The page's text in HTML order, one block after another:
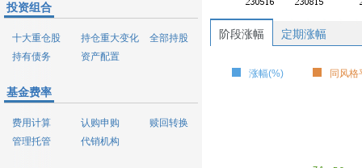
投资组合
十大重仓股 持仓重大变化
全部持股
持有债务
资产配置
基金费率
费用计算 认购申购
赎回转换
管理托管
代销机构
阶段涨幅 定期涨幅
涨幅(%) 同风格